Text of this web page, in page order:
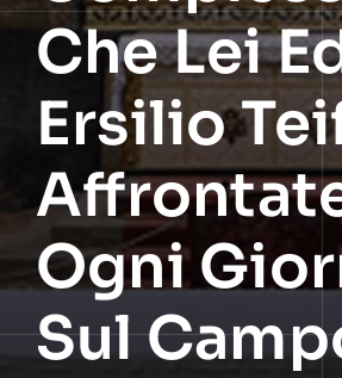
Che Lei
Ersilio
Ogni
Sul